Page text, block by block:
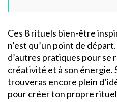
Ces 8 rituels bien-être
n’est qu’un point de
d’autres pratiques pour se
créativité et à son énergie.
trouveras encore plein
pour créer ton propre